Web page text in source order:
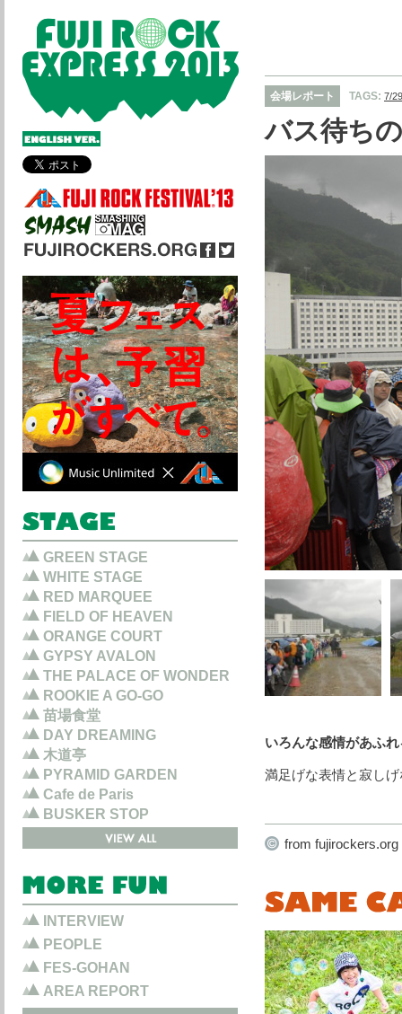
会場レポート TAGS: 7/
バス待ち
いろんな感情があふ
満足げな表情と寂し
Hublot Replica
Hublot Replica
Panerai Replica
Panerai Replica
Panerai Replica
Breitling Replica
Breitling Replica
from fujirockers.org
GREEN STAGE
WHITE STAGE
RED MARQUEE
FIELD OF HEAVEN
ORANGE COURT
GYPSY AVALON
THE PALACE OF WONDER
ROOKIE A GO-GO
苗場食堂
DAY DREAMING
木道亭
PYRAMID GARDEN
Cafe de Paris
BUSKER STOP
INTERVIEW
PEOPLE
FES-GOHAN
AREA REPORT